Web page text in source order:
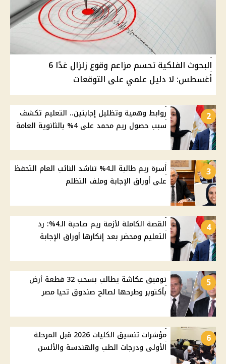
البحوث الفلكية تحسم مزاعم وقوع زلزال غدًا 6
أغسطس: لا دليل علمي على التوقعات
2
روابط وهمية وتظليل إجابتين.. التعليم تكشف
سبب حصول ريم محمد على 4% بالثانوية العامة
3
أسرة ريم طالبة الـ4% تناشد النائب العام التحفظ
على أوراق الإجابة وملف التظلم
4
القصة الكاملة لأزمة ريم صاحبة الـ4%: رد
التعليم ومحضر بعد إنكارها أوراق الإجابة
5
توفيق عكاشة يطالب بسحب 32 قطعة أرض
بأكتوبر وطرحها لصالح صندوق تحيا مصر
6
مؤشرات تنسيق الكليات 2026 قبل المرحلة
الأولى ودرجات الطب والهندسة والألسن